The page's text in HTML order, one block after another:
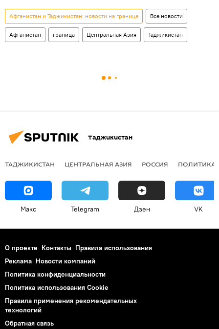
Афганистан и Таджикистан: новости на границе Все новости
Афганистан граница Центральная Азия Таджикистан
Таджикистан
ТАДЖИКИСТАН ЦЕНТРАЛЬНАЯ АЗИЯ РОССИЯ ПОЛИТИКА
Макс Telegram Дзен VK
О проекте Контакты Правила использования
Реклама Новости компаний
Политика конфиденциальности
Политика использования Cookie
Правила применения рекомендательных
технологий
Обратная связь